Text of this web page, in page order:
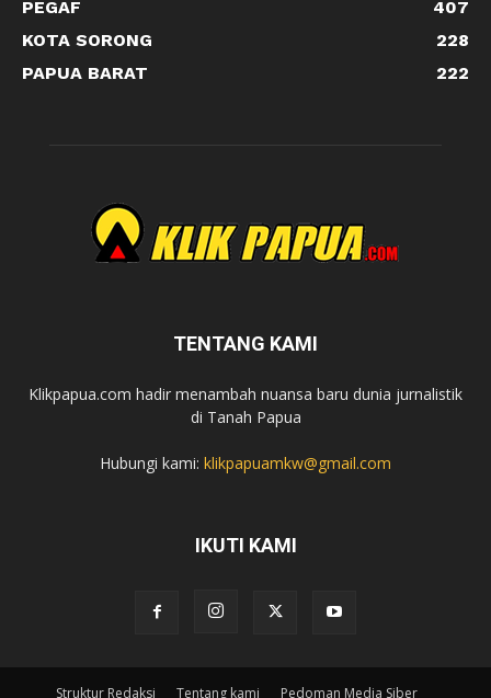
PEGAF
407
KOTA SORONG
228
PAPUA BARAT
222
TENTANG KAMI
Klikpapua.com hadir menambah nuansa baru dunia jurnalistik
di Tanah Papua
Hubungi kami: klikpapuamkw@gmail.com
IKUTI KAMI
Struktur Redaksi Tentang kami Pedoman Media Siber